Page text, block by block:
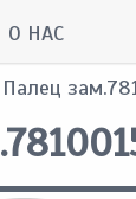
О НАС